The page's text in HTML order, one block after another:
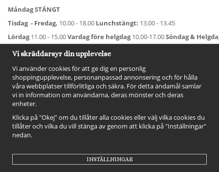
Måndag STÄNGT
Tisdag - Fredag, 10.00 - 18.00 Lunchstängt: 13.00 - 13.45
Lördag11.00 - 15.00Vardag före helgdag10.00-17.00Söndag &
För avvikande öppettider:Titta här
Vi skräddarsyr din upplevelse
Vi använder cookies för att ge dig en personlig
shoppingupplevelse, personanpassad annonsering och för hålla
våra webbplatser tillförlitliga och säkra. För detta ändamål samlar
vi in information om användarna, deras mönster och deras
enheter.
Klicka på "Okej" om du tillåter alla cookies eller välj vilka cookies du
tillåter och vilka du vill stänga av genom att klicka på "Inställningar"
nedan.
INSTÄLLNINGAR